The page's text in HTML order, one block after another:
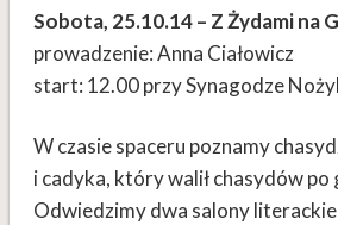
Sobota, 25.10.14 – Z Żydami na
prowadzenie: Anna Ciałowicz
start: 12.00 przy Synagodze
W czasie spaceru poznamy
i cadyka, który walił chasydów po
Odwiedzimy dwa salony